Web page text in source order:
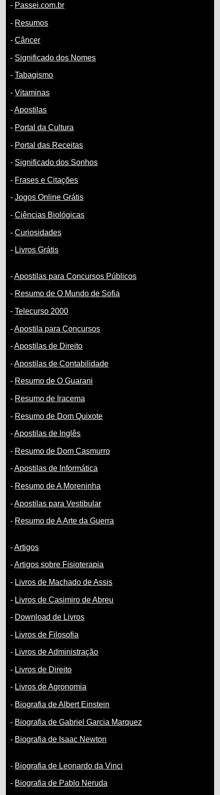
- Passei.com.br
- Resumos
-Câncer
- Significado dos Nomes
-Tabagismo
-Vitaminas
-Apostilas
- Portal da Cultura
- Portal das Receitas
- Significado dos Sonhos
- Frases e Citações
-Jogos Online Grátis
-Ciências Biológicas
-Curiosidades
- Livros Grátis
-Apostilas para Concursos Públicos
- Resumo de O Mundo de Sofia
-Telecurso 2000
-Apostila para Concursos
-Apostilas de Direito
-Apostilas de Contabilidade
- Resumo de O Guarani
- Resumo de Iracema
- Resumo de Dom Quixote
-Apostilas de Inglês
- Resumo de Dom Casmurro
-Apostilas de Informática
- Resumo de A Moreninha
-Apostilas para Vestibular
- Resumo de A Arte da Guerra
-Artigos
-Artigos sobre Fisioterapia
- Livros de Machado de Assis
- Livros de Casimiro de Abreu
- Download de Livros
- Livros de Filosofia
- Livros de Administração
- Livros de Direito
- Livros de Agronomia
- Biografia de Albert Einstein
- Biografia de Gabriel Garcia Marquez
- Biografia de Isaac Newton
- Biografia de Leonardo da Vinci
- Biografia de Pablo Neruda